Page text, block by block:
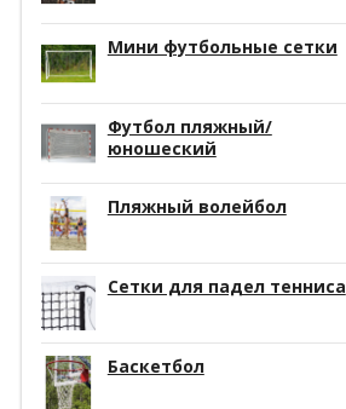
Мини футбольные сетки
Футбол пляжный/
юношеский
Пляжный волейбол
Сетки для падел тенниса
Баскетбол